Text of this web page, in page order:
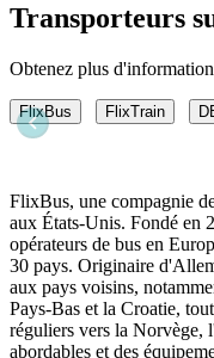
Transporteurs
Obtenez plus
FlixBus FlixTrain
FlixBus, une compagnie
aux États-Unis. Fondé en
opérateurs de bus en
30 pays. Originaire
aux pays voisins,
Pays-Bas et la Croatie,
réguliers vers la Norvège,
abordables et des